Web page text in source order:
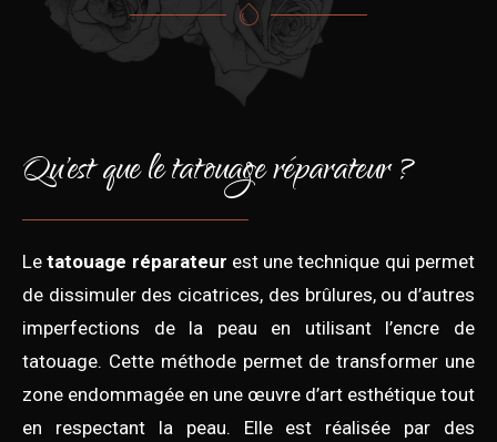
Qu'est que le tatouage réparateur ?
Letatouage réparateur est une technique qui permet
de dissimuler des cicatrices, des brûlures, ou d’autres
imperfections de la peau en utilisant l’encre de
tatouage. Cette méthode permet de transformer une
zone endommagée en une œuvre d’art esthétique tout
en respectant la peau. Elle est réalisée par des